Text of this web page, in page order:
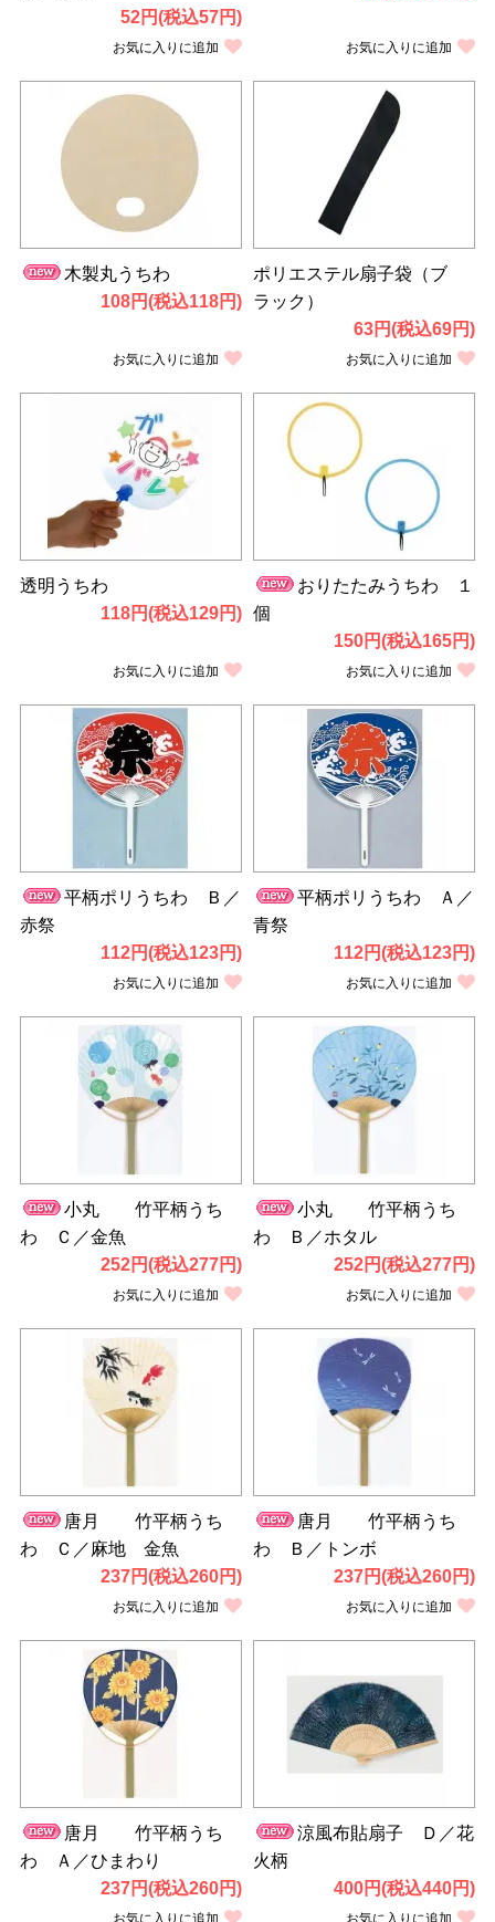
52円(税込57円)
お気に入りに追加 お気に入りに追加
木製丸うちわ
108円(税込118円)
お気に入りに追加
ポリエステル扇子袋（ブ
ラック）
63円(税込69円)
お気に入りに追加
透明うちわ
118円(税込129円)
お気に入りに追加
おりたたみうちわ １
個
150円(税込165円)
お気に入りに追加
平柄ポリうちわ Ｂ／
赤祭
112円(税込123円)
お気に入りに追加
平柄ポリうちわ Ａ／
青祭
112円(税込123円)
お気に入りに追加
小丸 竹平柄うち
わ Ｃ／金魚
252円(税込277円)
お気に入りに追加
小丸 竹平柄うち
わ Ｂ／ホタル
252円(税込277円)
お気に入りに追加
唐月 竹平柄うち
わ Ｃ／麻地 金魚
237円(税込260円)
お気に入りに追加
唐月 竹平柄うち
わ Ｂ／トンボ
237円(税込260円)
お気に入りに追加
唐月 竹平柄うち
わ Ａ／ひまわり
237円(税込260円)
お気に入りに追加
涼風布貼扇子 Ｄ／花
火柄
400円(税込440円)
お気に入りに追加